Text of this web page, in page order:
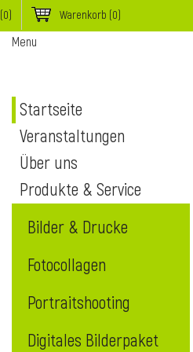
0) Warenkorb (0)
Menu
Startseite
Veranstaltungen
Über uns
Produkte & Service
Bilder & Drucke
Fotocollagen
Portraitshooting
Digitales Bilderpaket